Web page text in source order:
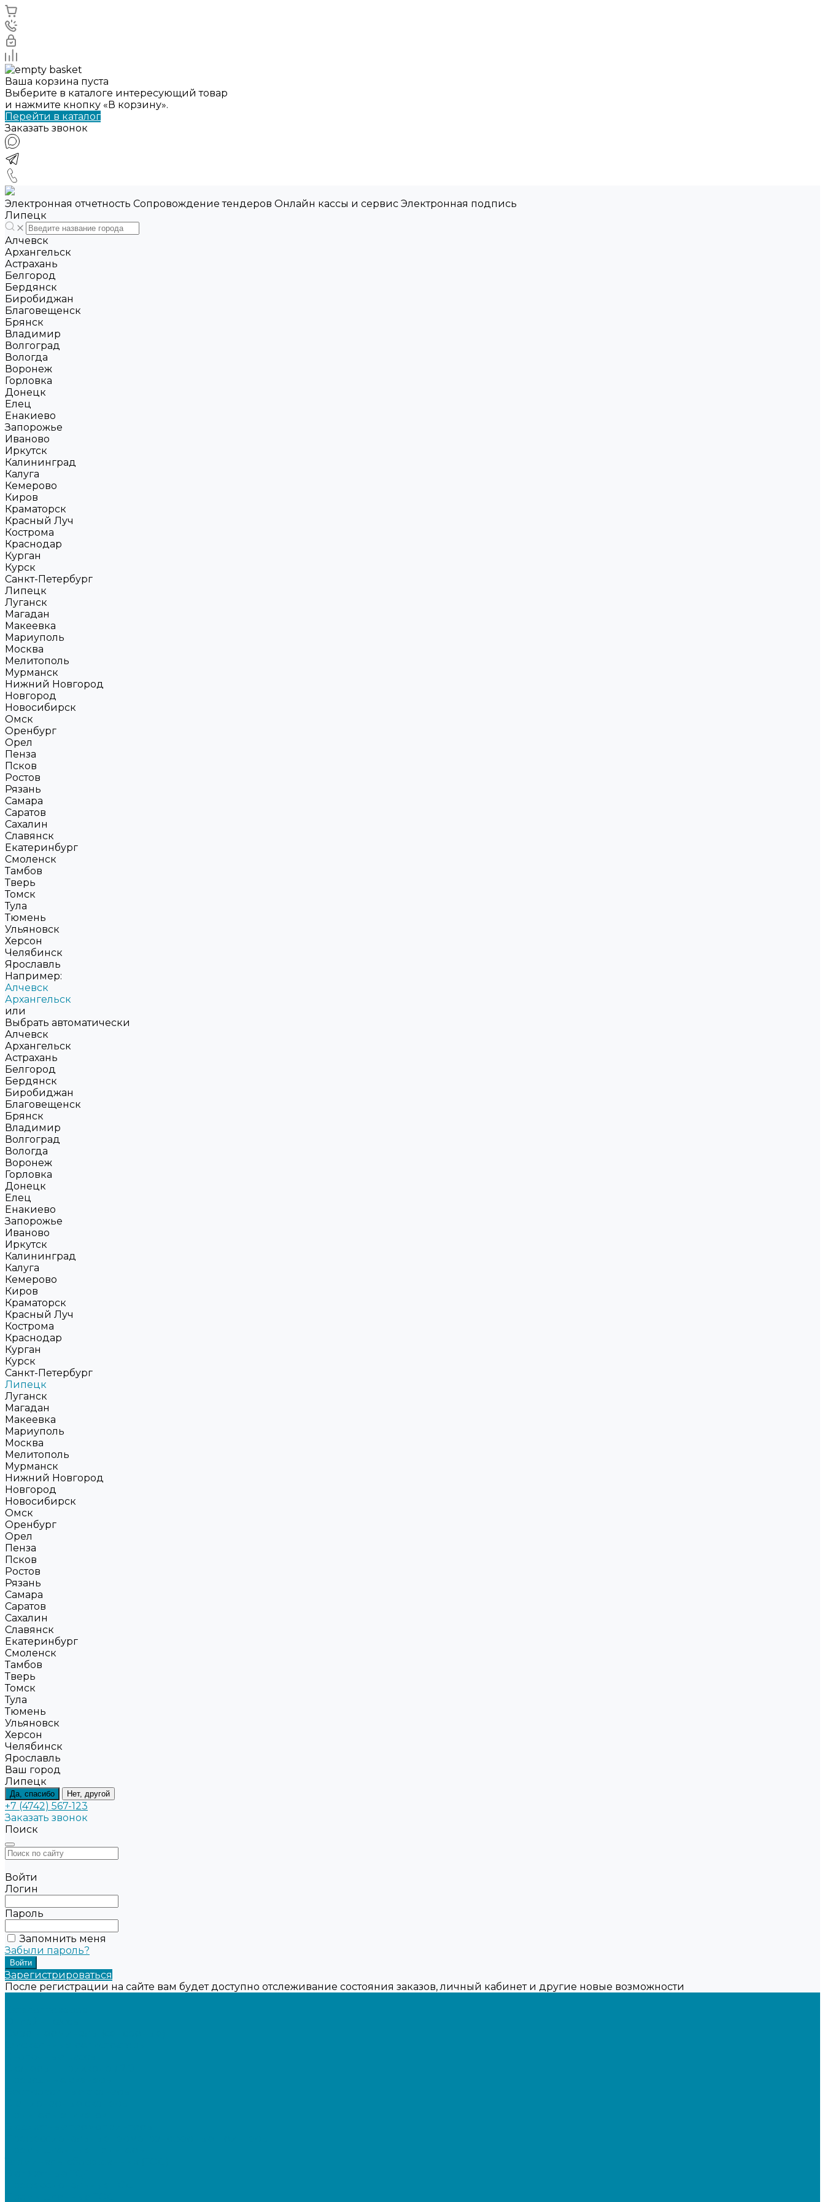
Ваша корзина пуста
Выберите в каталоге интересующий товар
и нажмите кнопку «В корзину».
Перейти в каталог
Заказать звонок
Электронная отчетность Сопровождение тендеров Онлайн кассы и сервис Электронная подпись
Липецк
Алчевск
Архангельск
Астрахань
Белгород
Бердянск
Биробиджан
Благовещенск
Брянск
Владимир
Волгоград
Вологда
Воронеж
Горловка
Донецк
Елец
Енакиево
Запорожье
Иваново
Иркутск
Калининград
Калуга
Кемерово
Киров
Краматорск
Красный Луч
Кострома
Краснодар
Курган
Курск
Санкт-Петербург
Липецк
Луганск
Магадан
Макеевка
Мариуполь
Москва
Мелитополь
Мурманск
Нижний Новгород
Новгород
Новосибирск
Омск
Оренбург
Орел
Пенза
Псков
Ростов
Рязань
Самара
Саратов
Сахалин
Славянск
Екатеринбург
Смоленск
Тамбов
Тверь
Томск
Тула
Тюмень
Ульяновск
Херсон
Челябинск
Ярославль
Например:
Алчевск
Архангельск
или
Выбрать автоматически
Алчевск
Архангельск
Астрахань
Белгород
Бердянск
Биробиджан
Благовещенск
Брянск
Владимир
Волгоград
Вологда
Воронеж
Горловка
Донецк
Елец
Енакиево
Запорожье
Иваново
Иркутск
Калининград
Калуга
Кемерово
Киров
Краматорск
Красный Луч
Кострома
Краснодар
Курган
Курск
Санкт-Петербург
Липецк
Луганск
Магадан
Макеевка
Мариуполь
Москва
Мелитополь
Мурманск
Нижний Новгород
Новгород
Новосибирск
Омск
Оренбург
Орел
Пенза
Псков
Ростов
Рязань
Самара
Саратов
Сахалин
Славянск
Екатеринбург
Смоленск
Тамбов
Тверь
Томск
Тула
Тюмень
Ульяновск
Херсон
Челябинск
Ярославль
Ваш город
Липецк
Да, спасибо Нет, другой
+7 (4742) 567-123
Заказать звонок
Поиск
Войти
Логин
Пароль
Запомнить меня
Забыли пароль?
Зарегистрироваться
После регистрации на сайте вам будет доступно отслеживание состояния заказов, личный кабинет и другие новые возможности